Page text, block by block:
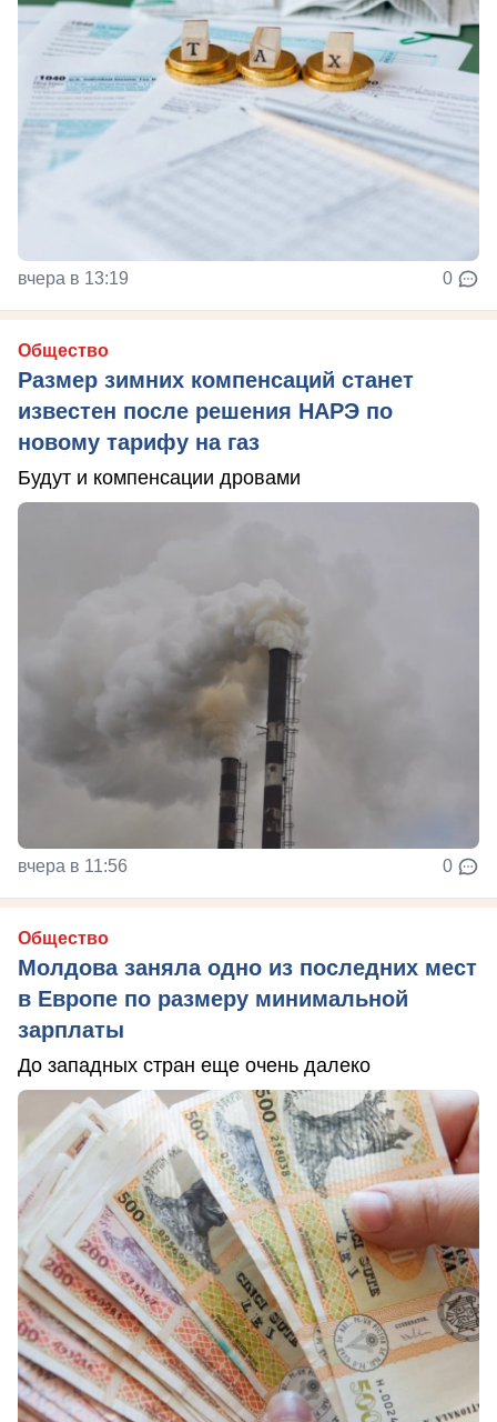
вчера в 13:19 0
Общество
Размер зимних компенсаций станет
известен после решения НАРЭ по
новому тарифу на газ
Будут и компенсации дровами
вчера в 11:56 0
Общество
Молдова заняла одно из последних мест
в Европе по размеру минимальной
зарплаты
До западных стран еще очень далеко